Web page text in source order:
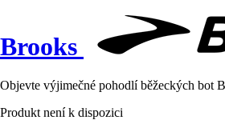
Brooks
Objevte výjimečné pohodlí běžeckých bot
Produkt není k dispozici